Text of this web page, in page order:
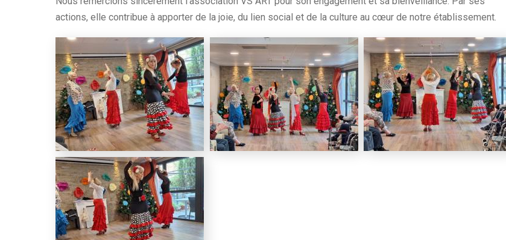
actions, elle contribue à apporter de la joie, du lien social et de la culture au cœur de notre établissement.